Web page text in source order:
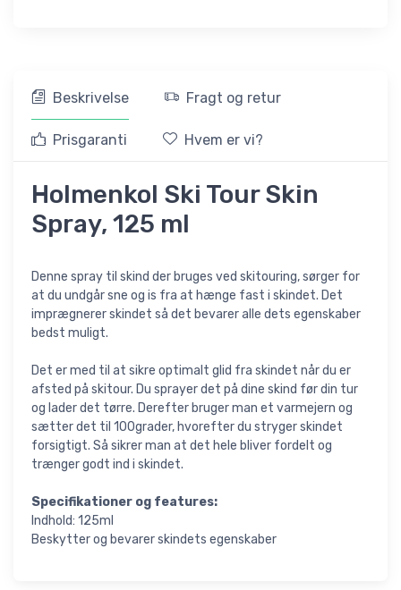
Beskrivelse Fragt og retur
Prisgaranti Hvem er vi?
Holmenkol Ski Tour Skin
Spray, 125 ml
Denne spray til skind der bruges ved skitouring, sørger for
at du undgår sne og is fra at hænge fast i skindet. Det
imprægnerer skindet så det bevarer alle dets egenskaber
bedst muligt.
Det er med til at sikre optimalt glid fra skindet når du er
afsted på skitour. Du sprayer det på dine skind før din tur
og lader det tørre. Derefter bruger man et varmejern og
sætter det til 100grader, hvorefter du stryger skindet
forsigtigt. Så sikrer man at det hele bliver fordelt og
trænger godt ind i skindet.
Specifikationer og features:
Indhold: 125ml
Beskytter og bevarer skindets egenskaber